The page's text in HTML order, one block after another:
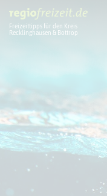
Freizeittipps für den Kreis
Recklinghausen & Bottrop